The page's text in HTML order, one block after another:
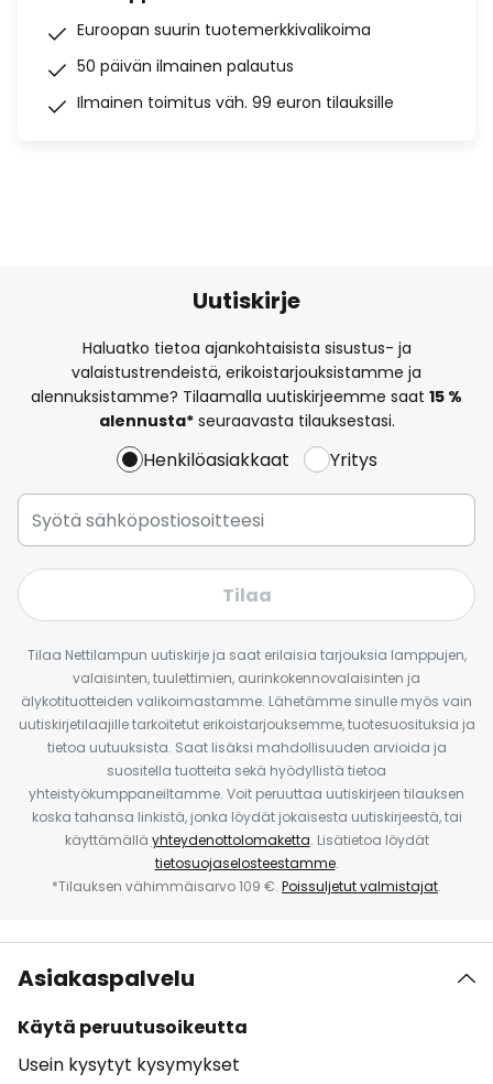
Euroopan suurin tuotemerkkivalikoima
50 päivän ilmainen palautus
Ilmainen toimitus väh. 99 euron tilauksille
Uutiskirje
Haluatko tietoa ajankohtaisista sisustus- ja
valaistustrendeistä, erikoistarjouksistamme ja
alennuksistamme? Tilaamalla uutiskirjeemme saat 15 %
alennusta*seuraavasta tilauksestasi.
Henkilöasiakkaat Yritys
Tilaa
Tilaa Nettilampun uutiskirje ja saat erilaisia tarjouksia lamppujen,
valaisinten, tuulettimien, aurinkokennovalaisinten ja
älykotituotteiden valikoimastamme. Lähetämme sinulle myös vain
uutiskirjetilaajille tarkoitetut erikoistarjouksemme, tuotesuosituksia ja
tietoa uutuuksista. Saat lisäksi mahdollisuuden arvioida ja
suositella tuotteita sekä hyödyllistä tietoa
yhteistyökumppaneiltamme. Voit peruuttaa uutiskirjeen tilauksen
koska tahansa linkistä, jonka löydät jokaisesta uutiskirjeestä, tai
käyttämällä yhteydenottolomaketta. Lisätietoa löydät
tietosuojaselosteestamme.
*Tilauksen vähimmäisarvo 109 €. Poissuljetut valmistajat.
Asiakaspalvelu
Käytä peruutusoikeutta
Usein kysytyt kysymykset